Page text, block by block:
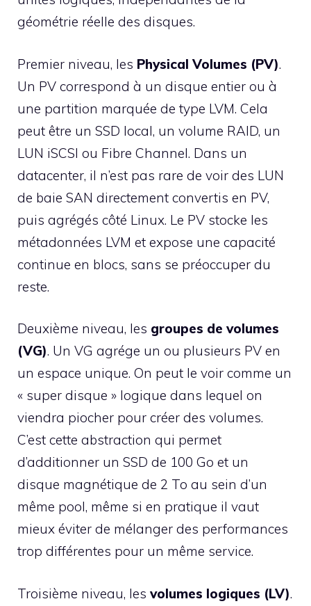
géométrie réelle des disques.
Premier niveau, les Physical Volumes (PV).
Un PV correspond à un disque entier ou à
une partition marquée de type LVM. Cela
peut être un SSD local, un volume RAID, un
LUN iSCSI ou Fibre Channel. Dans un
datacenter, il n’est pas rare de voir des LUN
de baie SAN directement convertis en PV,
puis agrégés côté Linux. Le PV stocke les
métadonnées LVM et expose une capacité
continue en blocs, sans se préoccuper du
reste.
Deuxième niveau, les groupes de volumes
(VG). Un VG agrége un ou plusieurs PV en
un espace unique. On peut le voir comme un
« super disque » logique dans lequel on
viendra piocher pour créer des volumes.
C’est cette abstraction qui permet
d’additionner un SSD de 100 Go et un
disque magnétique de 2 To au sein d’un
même pool, même si en pratique il vaut
mieux éviter de mélanger des performances
trop différentes pour un même service.
Troisième niveau, les volumes logiques (LV).